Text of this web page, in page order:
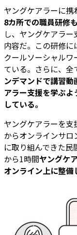
ヤングケアラーに携
8カ所での職員研修
し、ヤングケアラ
内容だ。この研修
クールソーシャル
ている。さらに、全
ンデマンドで講習
アラー支援を学ぶ
している。
ヤングケアラーを
からオンラインサ
に取り組んできた
から1時間ヤングケ
オンライン上に整備